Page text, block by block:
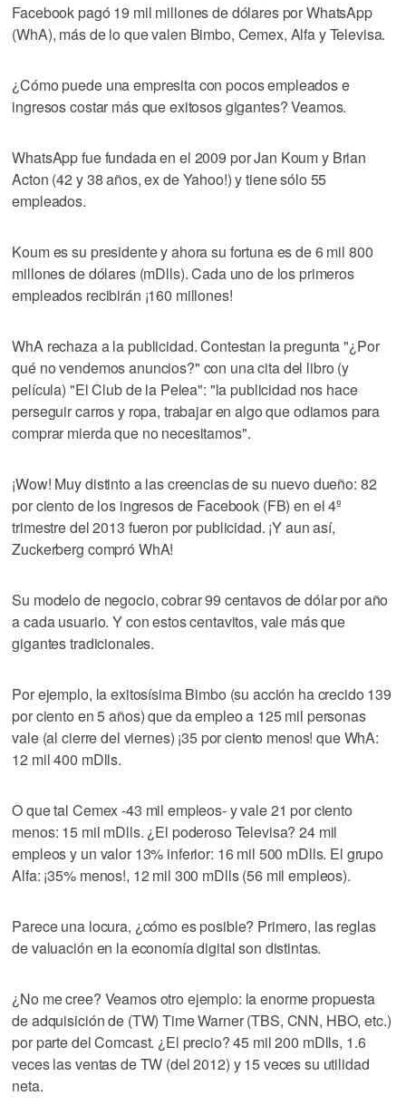
Facebook pagó 19 mil millones de dólares por WhatsApp
(WhA), más de lo que valen Bimbo, Cemex, Alfa y Televisa.
¿Cómo puede una empresita con pocos empleados e
ingresos costar más que exitosos gigantes? Veamos.
WhatsApp fue fundada en el 2009 por Jan Koum y Brian
Acton (42 y 38 años, ex de Yahoo!) y tiene sólo 55
empleados.
Koum es su presidente y ahora su fortuna es de 6 mil 800
millones de dólares (mDlls). Cada uno de los primeros
empleados recibirán ¡160 millones!
WhA rechaza a la publicidad. Contestan la pregunta "¿Por
qué no vendemos anuncios?" con una cita del libro (y
película) "El Club de la Pelea": "la publicidad nos hace
perseguir carros y ropa, trabajar en algo que odiamos para
comprar mierda que no necesitamos".
¡Wow! Muy distinto a las creencias de su nuevo dueño: 82
por ciento de los ingresos de Facebook (FB) en el 4º
trimestre del 2013 fueron por publicidad. ¡Y aun así,
Zuckerberg compró WhA!
Su modelo de negocio, cobrar 99 centavos de dólar por año
a cada usuario. Y con estos centavitos, vale más que
gigantes tradicionales.
Por ejemplo, la exitosísima Bimbo (su acción ha crecido 139
por ciento en 5 años) que da empleo a 125 mil personas
vale (al cierre del viernes) ¡35 por ciento menos! que WhA:
12 mil 400 mDlls.
O que tal Cemex -43 mil empleos- y vale 21 por ciento
menos: 15 mil mDlls. ¿El poderoso Televisa? 24 mil
empleos y un valor 13% inferior: 16 mil 500 mDlls. El grupo
Alfa: ¡35% menos!, 12 mil 300 mDlls (56 mil empleos).
Parece una locura, ¿cómo es posible? Primero, las reglas
de valuación en la economía digital son distintas.
¿No me cree? Veamos otro ejemplo: la enorme propuesta
de adquisición de (TW) Time Warner (TBS, CNN, HBO, etc.)
por parte del Comcast. ¿El precio? 45 mil 200 mDlls, 1.6
veces las ventas de TW (del 2012) y 15 veces su utilidad
neta.